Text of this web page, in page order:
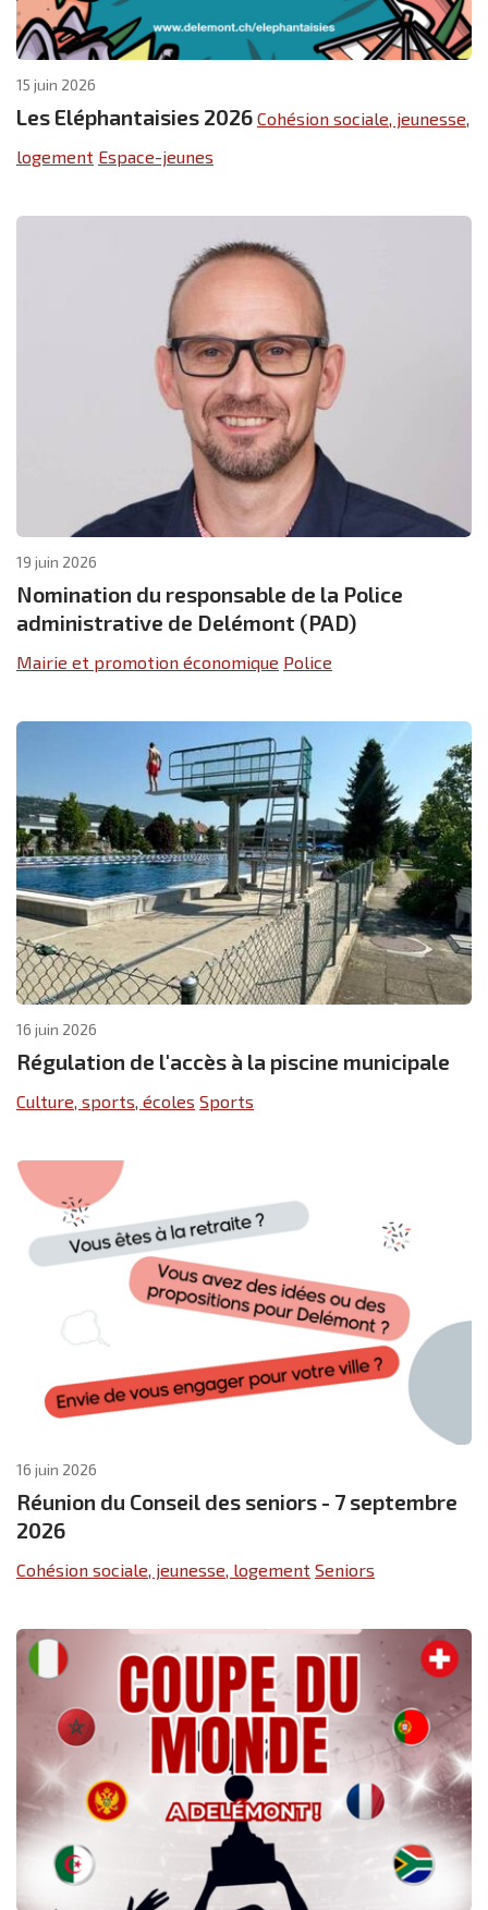
15 juin 2026
Les Eléphantaisies 2026 Cohésion sociale, jeunesse,
logement Espace-jeunes
19 juin 2026
Nomination du responsable de la Police
administrative de Delémont (PAD)
Mairie et promotion économique Police
16 juin 2026
Régulation de l'accès à la piscine municipale
Culture, sports, écoles Sports
16 juin 2026
Réunion du Conseil des seniors - 7 septembre
2026
Cohésion sociale, jeunesse, logement Seniors